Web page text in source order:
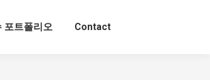
포트폴리오 Contact